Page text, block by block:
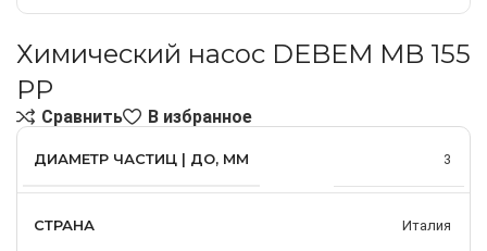
Химический насос DEBEM MB 155
PP
Сравнить В избранное
ДИАМЕТР ЧАСТИЦ | ДО, ММ 3
СТРАНА Италия